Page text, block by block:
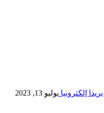
إلكترونيا يوليو 13, 2023